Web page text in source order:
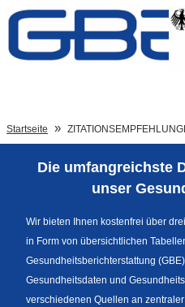
Zum Inhalt
Sprachumschaltung
Fußzeile
Startseite
Die umfangreichste
unser
Wir bieten Ihnen kostenfrei über
in Form von übersichtlichen
Gesundheitsberichterstattung
Gesundheitsdaten und
verschiedenen Quellen an